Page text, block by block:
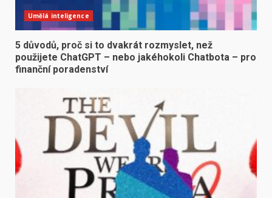
Umělá inteligence
5 důvodů, proč si to dvakrát rozmyslet, než
použijete ChatGPT – nebo jakéhokoli Chatbota – pro
finanční poradenství